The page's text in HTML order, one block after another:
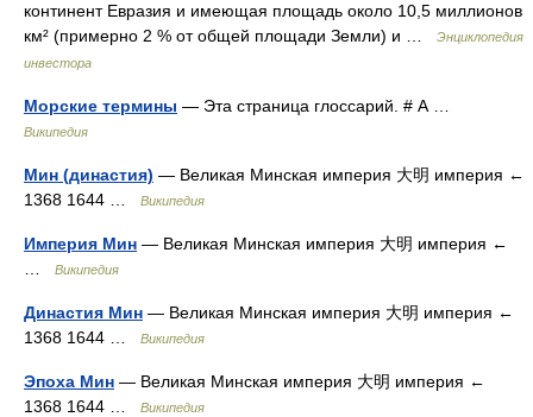
континент Евразия и имеющая площадь около 10,5 миллионов
км² (примерно 2 % от общей площади Земли) и …
Энциклопедия
инвестора
Морские термины — Эта страница глоссарий. # А …
Википедия
Мин (династия) — Великая Минская империя 大明 империя ←
1368 1644 …
Википедия
Империя Мин — Великая Минская империя 大明 империя ←
Википедия
Династия Мин — Великая Минская империя 大明 империя ←
1368 1644 …
Википедия
Эпоха Мин — Великая Минская империя 大明 империя ←
1368 1644 …
Википедия